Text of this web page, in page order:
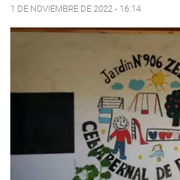
1 DE NOVIEMBRE DE 2022 - 16:14